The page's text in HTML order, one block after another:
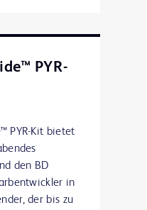
PYR-
PYR-Kit bietet
den BD
in
der bis zu